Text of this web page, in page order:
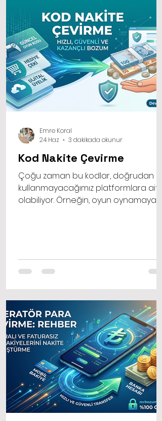
Kod Nakite Çevirme
Çoğu zaman bu kodlar, doğrudan
kullanmayacağımız platformlara ait
olabiliyor. Örneğin, oyun oynamayan
durumlarda kod nakite çevirme fikri
hayat kurtarıcı bir role bürünür.
market alışverişinizde, kiranızda ya da
acil bir faturanızda kullanabileceğiniz
sıcak paraya dönüştürmek son
derece mantı
Emre Koral
24 Haz
3 dakikada okunur